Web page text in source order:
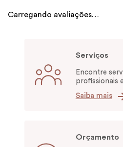
Carregando avaliações…
Serviços
Encontre
profissionais
Saiba mais
Orçamento